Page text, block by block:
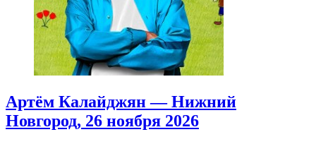
Артём Калайджян — Нижний
Новгород, 26 ноября 2026